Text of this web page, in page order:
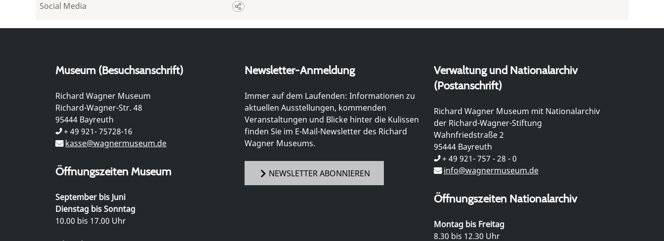
Social Media
Museum (Besuchsanschrift)
Richard Wagner Museum
Richard-Wagner-Str. 48
95444 Bayreuth
+ 49 921- 75728-16
kasse@wagnermuseum.de
Öffnungszeiten Museum
September bis Juni
Dienstag bis Sonntag
10.00 bis 17.00 Uhr
Newsletter-Anmeldung
Immer auf dem Laufenden: Informationen zu
aktuellen Ausstellungen, kommenden
Veranstaltungen und Blicke hinter die Kulissen
finden Sie im E-Mail-Newsletter des Richard
Wagner Museums.
NEWSLETTER ABONNIEREN
Verwaltung und Nationalarchiv
(Postanschrift)
Richard Wagner Museum mit Nationalarchiv
der Richard-Wagner-Stiftung
Wahnfriedstraße 2
95444 Bayreuth
+ 49 921- 757 - 28 - 0
info@wagnermuseum.de
Öffnungszeiten Nationalarchiv
Montag bis Freitag
8.30 bis 12.30 Uhr